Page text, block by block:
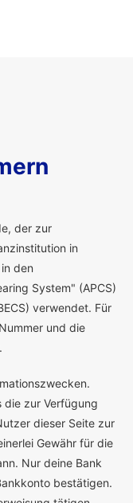
der zur
in
den
System" (APCS)
verwendet. Für
und die
zur Verfügung
dieser Seite zur
Gewähr für die
Nur deine Bank
bestätigen.